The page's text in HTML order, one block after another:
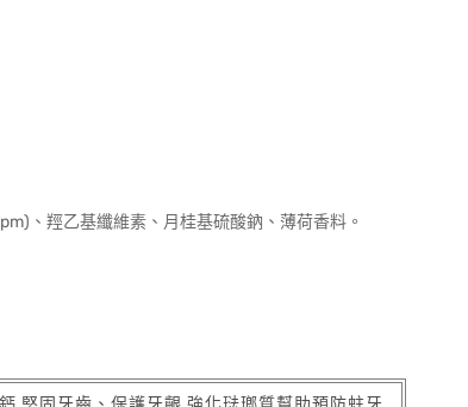
、羥乙基纖維素、月桂基硫酸鈉、薄荷香料。